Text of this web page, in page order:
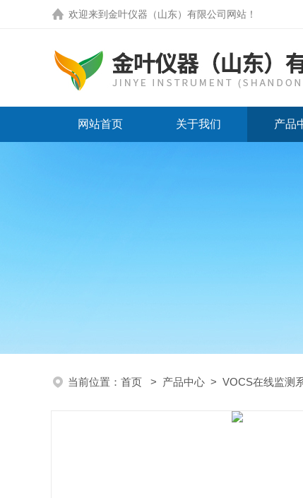
欢迎来到 金叶仪器（山东）有限公司网站 ！
网站首页 关于我们 产品
当前位置： 首页 > 产品中心 > VOCS在线监测